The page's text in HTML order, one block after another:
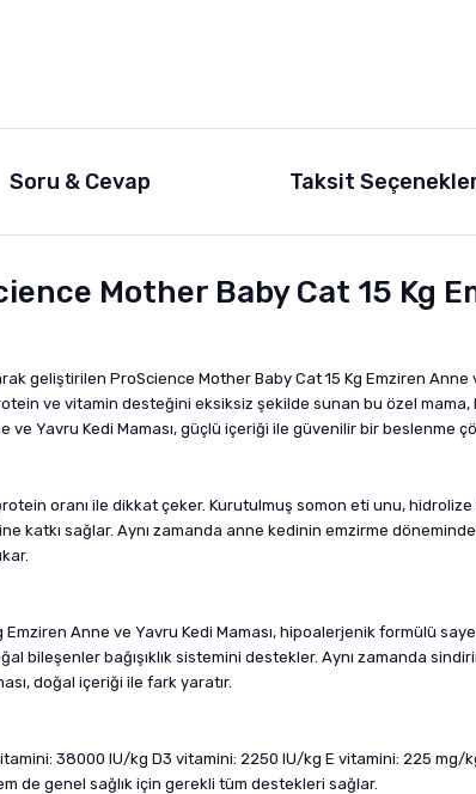
Soru & Cevap Taksit
Mother Baby Cat 15 Kg
geliştirilen ProScience Mother Baby Cat 15 Kg Emziren Anne
ve vitamin desteğini eksiksiz şekilde sunan bu özel
ve Yavru Kedi Maması, güçlü içeriği ile güvenilir bir beslenme
oranı ile dikkat çeker. Kurutulmuş somon eti unu,
katkı sağlar. Aynı zamanda anne kedinin emzirme
Anne ve Yavru Kedi Maması, hipoalerjenik formülü
bileşenler bağışıklık sistemini destekler. Aynı zamanda
doğal içeriği ile fark yaratır.
38000 IU/kg D3 vitamini: 2250 IU/kg E vitamini: 225
de genel sağlık için gerekli tüm destekleri sağlar.